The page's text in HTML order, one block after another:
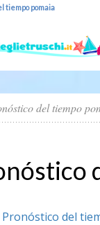
tiempo pomaia
del tiempo
Pronóstico del